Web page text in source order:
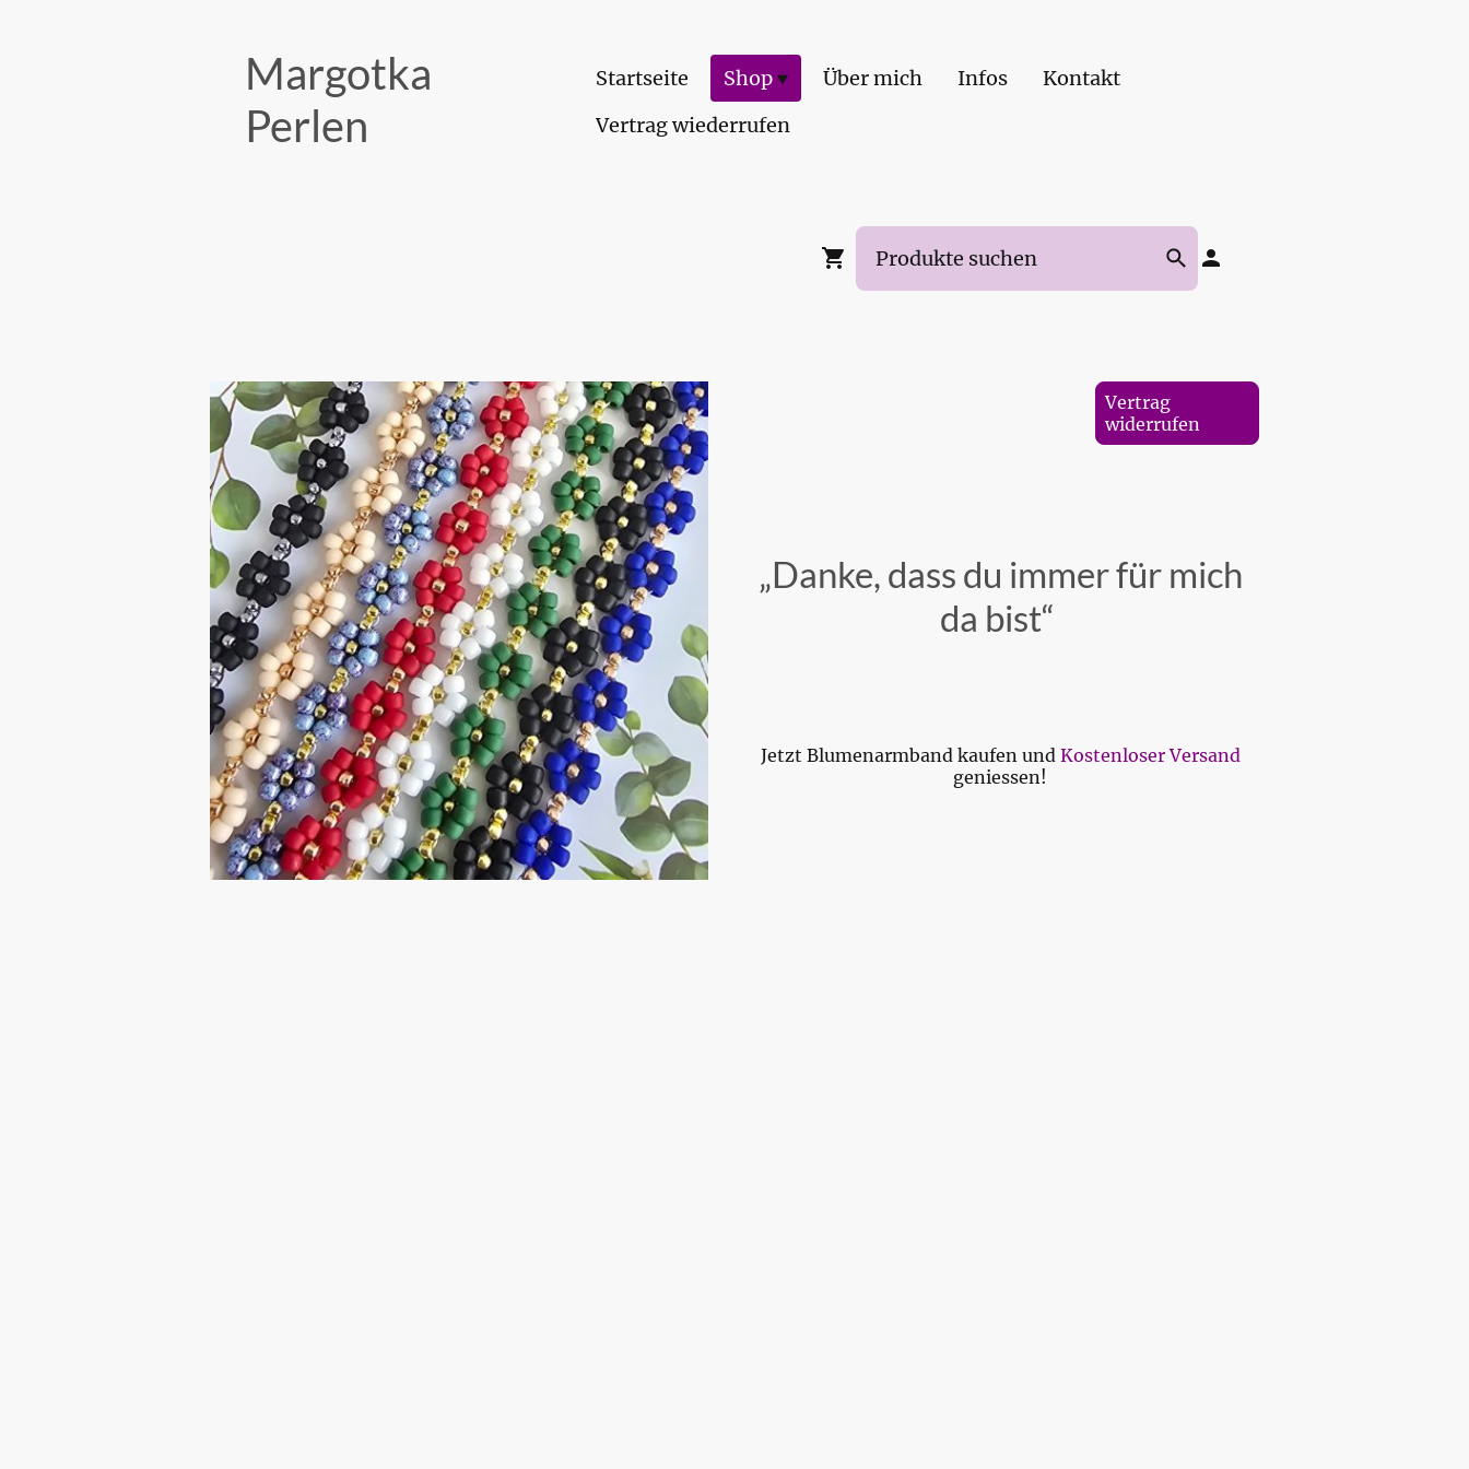
Margotka
Perlen
Startseite Shop Über mich Infos
Kontakt
Vertrag wiederrufen
„Danke, dass du immer für mich
da bist“
Jetzt Blumenarmband kaufen und Kostenloser Versand
geniessen!
Vertrag
widerrufen